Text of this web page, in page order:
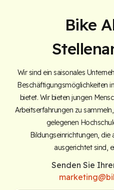
Bike
Wir sind ein saisonales
Beschäftigungsmöglichkeiten
bietet. Wir bieten jungen
Arbeitserfahrungen zu
gelegenen
Bildungseinrichtungen, die
ausgerichtet sind,
Senden Sie